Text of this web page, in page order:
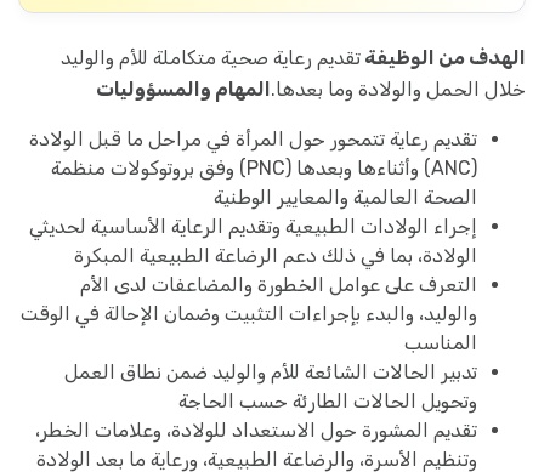
الهدف من الوظيفة تقديم رعاية صحية متكاملة للأم والوليد
خلال الحمل والولادة وما بعدها.المهام والمسؤوليات
تقديم رعاية تتمحور حول المرأة في مراحل ما قبل الولادة
(ANC) وأثناءها وبعدها (PNC) وفق بروتوكولات منظمة
الصحة العالمية والمعايير الوطنية
إجراء الولادات الطبيعية وتقديم الرعاية الأساسية لحديثي
الولادة، بما في ذلك دعم الرضاعة الطبيعية المبكرة
التعرف على عوامل الخطورة والمضاعفات لدى الأم
والوليد، والبدء بإجراءات التثبيت وضمان الإحالة في الوقت
المناسب
تدبير الحالات الشائعة للأم والوليد ضمن نطاق العمل
وتحويل الحالات الطارئة حسب الحاجة
تقديم المشورة حول الاستعداد للولادة، وعلامات الخطر،
وتنظيم الأسرة، والرضاعة الطبيعية، ورعاية ما بعد الولادة